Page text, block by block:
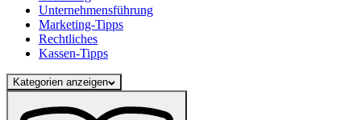
Unternehmensführung
Marketing-Tipps
Rechtliches
Kassen-Tipps
Kategorien anzeigen